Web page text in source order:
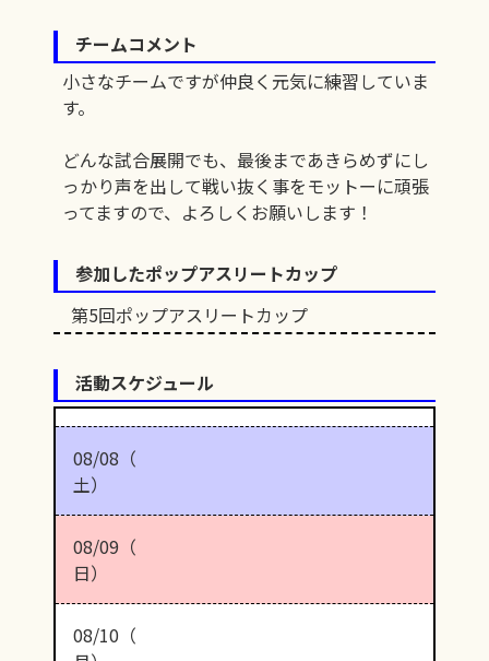
チームコメント
小さなチームですが仲良く元気に練習していま
す。
どんな試合展開でも、最後まであきらめずにし
っかり声を出して戦い抜く事をモットーに頑張
ってますので、よろしくお願いします！
参加したポップアスリートカップ
第5回ポップアスリートカップ
活動スケジュール
08/08（
土）
08/09（
日）
08/10（